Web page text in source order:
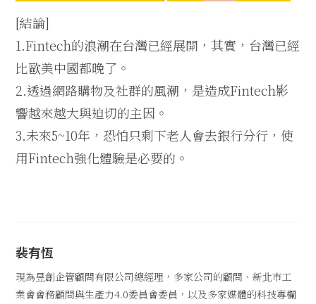
[結論]
1.Fintech的浪潮在台灣已經展開，其實，台灣已經
比歐美中國都晚了。
2.透過網路購物及社群的風潮，是造成Fintech影
響越來越大與迫切的主因。
3.未來5~10年，恐怕只剩下老人會去銀行分行，使
用Fintech強化體驗是必要的。
裴有恆
現為昱創企管顧問有限公司總經理，多家公司的顧問、新北市工
業會會務顧問與生產力4.0委員會委員，以及多家媒體的科技專欄